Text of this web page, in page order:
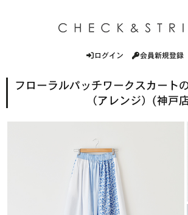
ログイン 会員新規登録
フローラルパッチワークスカート
（アレンジ）(神戸